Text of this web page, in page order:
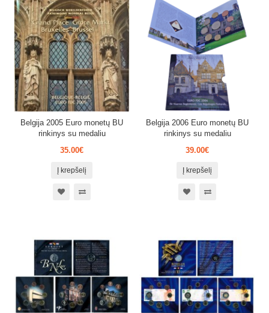
Belgija 2005 Euro monetų BU
rinkinys su medaliu
35.00€
Į krepšelį
Belgija 2006 Euro monetų BU
rinkinys su medaliu
39.00€
Į krepšelį